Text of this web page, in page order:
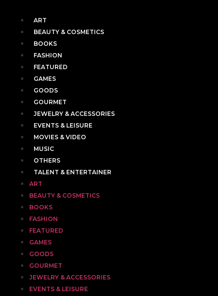
ART
BEAUTY & COSMETICS
BOOKS
FASHION
FEATURED
GAMES
GOODS
GOURMET
JEWELRY & ACCESSORIES
EVENTS & LEISURE
MOVIES & VIDEO
MUSIC
OTHERS
TALENT & ENTERTAINER
ART
BEAUTY & COSMETICS
BOOKS
FASHION
FEATURED
GAMES
GOODS
GOURMET
JEWELRY & ACCESSORIES
EVENTS & LEISURE